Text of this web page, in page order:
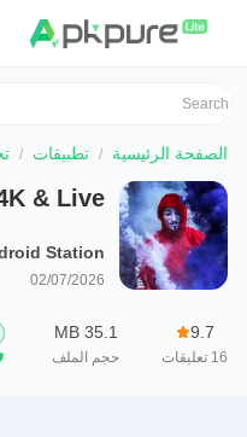
الصفحة الرئيسية تطبيقات
& Live
Station
02/07/2026
9.7
16 تعليقات
35.1 MB
حجم الملف